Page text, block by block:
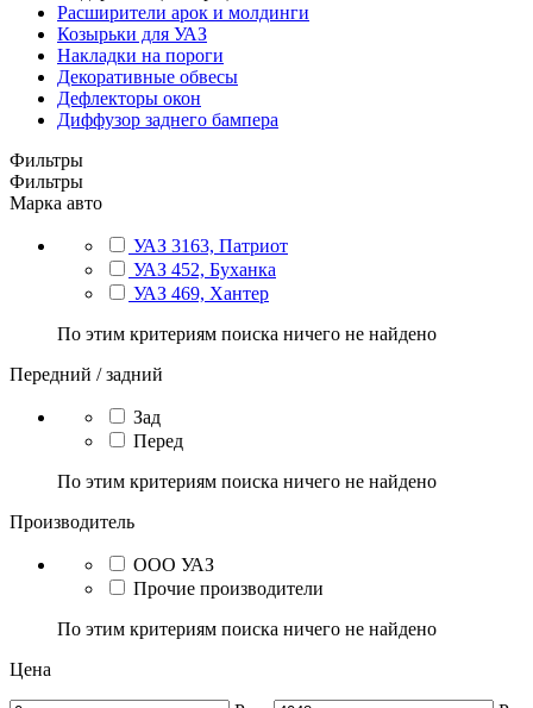
Расширители арок и молдинги
Козырьки для УАЗ
Накладки на пороги
Декоративные обвесы
Дефлекторы окон
Диффузор заднего бампера
Фильтры
Фильтры
Марка авто
УАЗ 3163, Патриот
УАЗ 452, Буханка
УАЗ 469, Хантер
По этим критериям поиска ничего не найдено
Передний / задний
Зад
Перед
По этим критериям поиска ничего не найдено
Производитель
ООО УАЗ
Прочие производители
По этим критериям поиска ничего не найдено
Цена